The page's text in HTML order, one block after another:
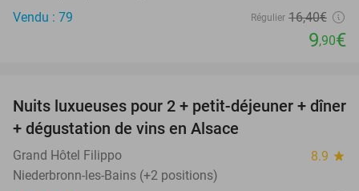
Vendu : 79
Régulier 16,40€
9,90€
28%
Nuits luxueuses pour 2 + petit-déjeuner + dîner
+ dégustation de vins en Alsace
Grand Hôtel Filippo 8.9 star
Niederbronn-les-Bains (+2 positions)